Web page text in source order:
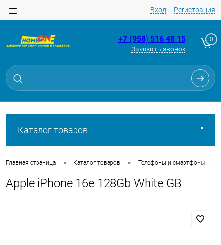
Вход Регистрация
+7 (958) 516 48 15
Заказать звонок
0
Каталог товаров
Главная страница • Каталог товаров • Телефоны и смартфоны
Apple iPhone 16e 128Gb White GB
Для клиентов всех банков
Разбейте
без переплат
Сегодня